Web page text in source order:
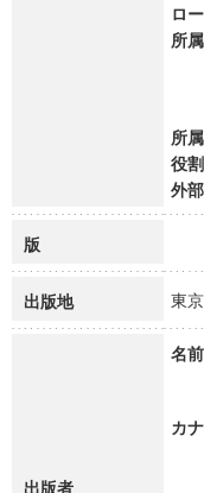
ロ
所属
所
役割
外
版
出版地 東
出版者
名前
カナ